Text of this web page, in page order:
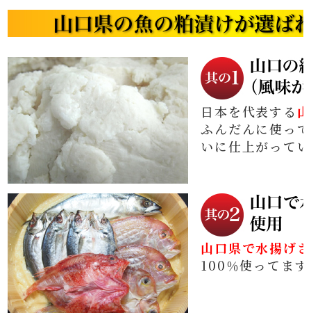
日本を代表する
ふんだんに使っ
いに仕上がって
山口県で水揚げ
100％使ってます